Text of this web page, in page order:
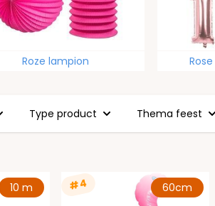
Roze lampion
Type product Thema feest
10 m #4 60cm